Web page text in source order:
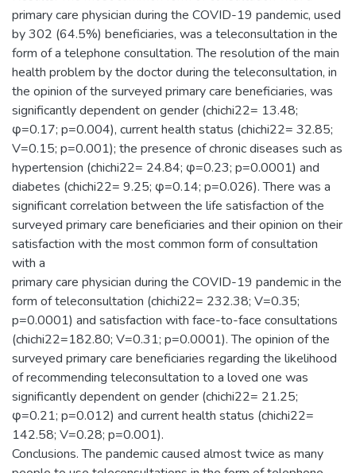
primary care physician during the COVID-19 pandemic, used
by 302 (64.5%) beneficiaries, was a teleconsultation in the
form of a telephone consultation. The resolution of the main
health problem by the doctor during the teleconsultation, in
the opinion of the surveyed primary care beneficiaries, was
significantly dependent on gender (chichi22= 13.48;
φ=0.17; p=0.004), current health status (chichi22= 32.85;
V=0.15; p=0.001); the presence of chronic diseases such as
hypertension (chichi22= 24.84; φ=0.23; p=0.0001) and
diabetes (chichi22= 9.25; φ=0.14; p=0.026). There was a
significant correlation between the life satisfaction of the
surveyed primary care beneficiaries and their opinion on their
satisfaction with the most common form of consultation
with a
primary care physician during the COVID-19 pandemic in the
form of teleconsultation (chichi22= 232.38; V=0.35;
p=0.0001) and satisfaction with face-to-face consultations
(chichi22=182.80; V=0.31; p=0.0001). The opinion of the
surveyed primary care beneficiaries regarding the likelihood
of recommending teleconsultation to a loved one was
significantly dependent on gender (chichi22= 21.25;
φ=0.21; p=0.012) and current health status (chichi22=
142.58; V=0.28; p=0.001).
Conclusions. The pandemic caused almost twice as many